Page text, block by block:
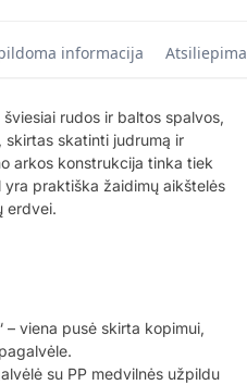
informacija
rudos ir baltos spalvos,
skatinti judrumą ir
arkos konstrukcija tinka tiek
praktiška žaidimų aikštelės
erdvei.
– viena pusė skirta kopimui,
su PP medvilnės užpildu